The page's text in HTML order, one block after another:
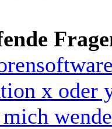
x oder